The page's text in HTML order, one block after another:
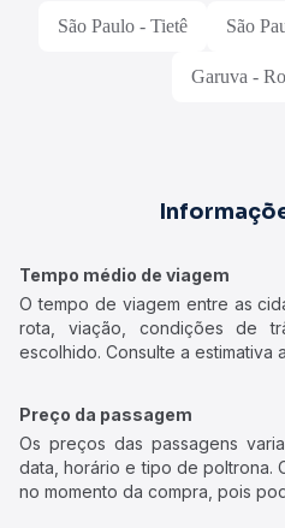
São Paulo - Tietê São
Garuva -
Tempo médio de viagem
O tempo de viagem entre as
rota, viação, condições de
escolhido. Consulte a estimativa
Preço da passagem
Os preços das passagens
data, horário e tipo de poltrona.
no momento da compra, pois